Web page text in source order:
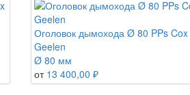
Оголовок дымохода Ø 80 PPs Cox
Geelen
Ø 80 мм
от 13 400,00 ₽